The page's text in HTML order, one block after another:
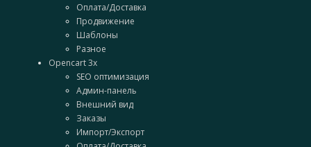
Оплата/Доставка
Продвижение
Шаблоны
Разное
Opencart 3x
SEO оптимизация
Админ-панель
Внешний вид
Заказы
Импорт/Экспорт